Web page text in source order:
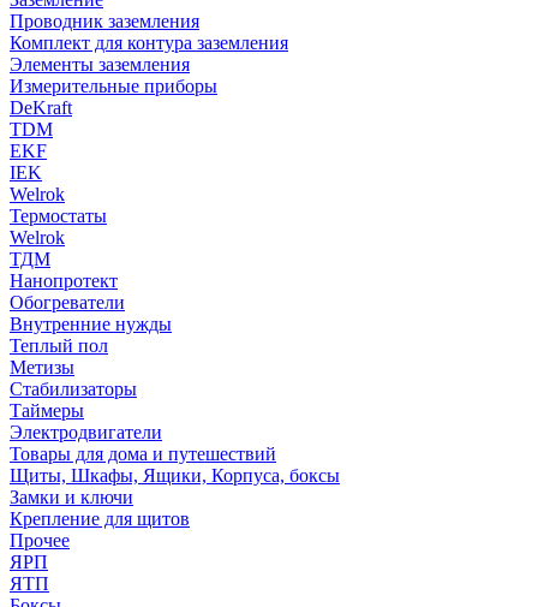
Проводник заземления
Комплект для контура заземления
Элементы заземления
Измерительные приборы
DeKraft
TDM
EKF
IEK
Welrok
Термостаты
Welrok
ТДМ
Нанопротект
Обогреватели
Внутренние нужды
Теплый пол
Метизы
Стабилизаторы
Таймеры
Электродвигатели
Товары для дома и путешествий
Щиты, Шкафы, Ящики, Корпуса, боксы
Замки и ключи
Крепление для щитов
Прочее
ЯРП
ЯТП